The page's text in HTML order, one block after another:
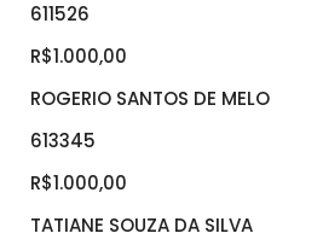
611526
R$1.000,00
ROGERIO SANTOS DE MELO
613345
R$1.000,00
TATIANE SOUZA DA SILVA